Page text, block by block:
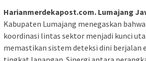
Harianmerdekapost.com. Lumajang
Kabupaten Lumajang menegaskan
koordinasi lintas sektor menjadi kunci
memastikan sistem deteksi dini berjalan